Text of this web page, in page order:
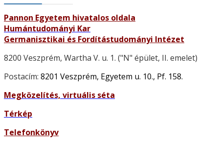
Pannon Egyetem hivatalos oldala
Humántudományi Kar
Germanisztikai és Fordítástudományi Intézet
8200 Veszprém, Wartha V. u. 1. ("N" épület, II. emelet)
Postacím: 8201 Veszprém, Egyetem u. 10., Pf. 158.
Megközelítés, virtuális séta
Térkép
Telefonkönyv